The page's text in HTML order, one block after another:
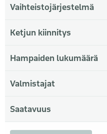
Vaihteistojärjestelmä
Ketjun kiinnitys
Hampaiden lukumäärä
Valmistajat
Saatavuus